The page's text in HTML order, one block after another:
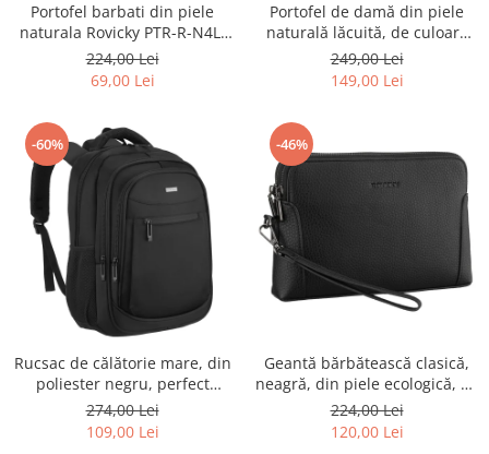
Portofel barbati din piele
naturala Rovicky PTR-R-N4L-
GAT-8922 B+B
224,00 Lei
69,00 Lei
Portofel de damă din piele
naturală lăcuită, de culoare
bej, cu închidere cu capsă -
Peterson
249,00 Lei
149,00 Lei
-60%
Rucsac de călătorie mare, din
poliester negru, perfect
pentru bagajul de mână -
Rovicky PTR-R-BHX-05-1020
274,00 Lei
109,00 Lei
-46%
Geantă bărbătească clasică,
neagră, din piele ecologică, cu
fermoar - Rovicky PTR-R-SDR-
01-1631 BLACK
224,00 Lei
120,00 Lei